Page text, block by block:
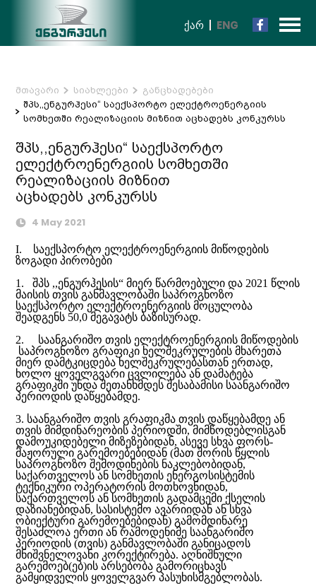
ᲥᲐᲠ ENG
მთავარი სიახლეები
განცხადებები
შპს,,ენგურჰესი“ საექსპორტო ელექტროენერგიის
სომხეთში რეალიზაციის მიზნით აცხადებს კონკურსს
შპს,,ენგურჰესი“ საექსპორტო
ელექტროენერგიის სომხეთში
რეალიზაციის მიზნით
აცხადებს კონკურსს
4 May 2021
I. საექსპორტო ელექტროენერგიის მიწოდების
ზოგადი პირობები
1. შპს ,,ენგურჰესის“ მიერ წარმოებული და 2021 წლის
მაისის თვის განმავლობაში საპროგნოზო
საექსპორტო ელექტროენერგიის მოცულობა
შეადგენს 50,0 მეგავატს ბაზისურად.
2. საანგარიშო თვის ელექტროენერგიის მიწოდების
საპროგნოზო გრაფიკი ხელშეკრულების მხარეთა
მიერ დამტკიცდება ხელშეკრულებასთან ერთად,
ხოლო ყოველგვარი ცვლილება ან დამატება
გრაფიკში უნდა შეთანხმდეს შესაბამისი საანგარიშო
პერიოდის დაწყებამდე.
3. საანგარიშო თვის გრაფიკმა თვის დაწყებამდე ან
თვის მიმდინარეობის პერიოდში, მიმწოდებლისგან
დამოუკიდებელი მიზეზებიდან, ასევე სხვა ფორს-
მაჟორული გარემოებებიდან (მათ შორის წყლის
საპროგნოზო შემოდინების ნაკლებობიდან,
საქართველოს ან სომხეთის ენერგოსისტემის
ტექნიკური ოპერატორის მოთხოვნიდან,
საქართველოს ან სომხეთის გადამცემი ქსელის
დაზიანებიდან, სასისტემო ავარიიდან ან სხვა
ობიექტური გარემოებებიდან) გამომდინარე
შესაძლოა ერთი ან რამოდენიმე საანგარიშო
პერიოდის (თვის) განმავლობაში განიცადოს
მნიშვნელოვანი კორექტირება. აღნიშნული
გარემოებ(ებ)ის არსებობა გამორიცხავს
გამყიდველის ყოველგვარ პასუხისმგებლობას.